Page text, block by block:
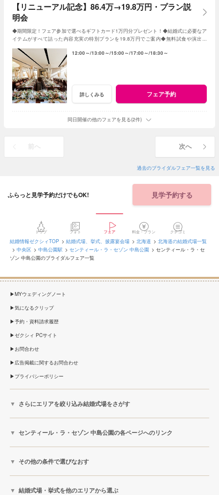
【リニューアル記念】86.4万→19.8万円・プラン説
明会
◆期間限定！フェア参加で選べるギフトカード1万円分プレゼント！◆結婚式に必要なア
イテムがすべて詰った内容充実の特別プランを19.8万円でご案内◆無料試食や演出体
12:00～ 13:00～ 15:00～ 17:00～ 18:30～
詳しくみる フェア予約
同日開催の他のフェアを見る(2件)
前へ 次へ
過去のブライダルフェア一覧を見る
ふらっと見学予約だけでもOK! 見学予約する
トップ フォト フェア 料金・プラン クチコミ
結婚情報ゼクシィTOP 結婚式場、挙式、披露宴会場 北海道
北海道の結婚式場一覧
中央区
中島公園駅 センティール・ラ・セゾン 中島公園
センティール・ラ・セ
ゾン 中島公園のブライダルフェア一覧
MYウェディングノート
気になるクリップ
予約・資料請求履歴
ゼクシィ PCサイト
お問合わせ
広告掲載に関するお問合わせ
プライバシーポリシー
さらにエリアを絞り込み結婚式場をさがす
センティール・ラ・セゾン 中島公園の各ページへのリンク
その他の条件で選びなおす
結婚式場・挙式を他のエリアから選ぶ